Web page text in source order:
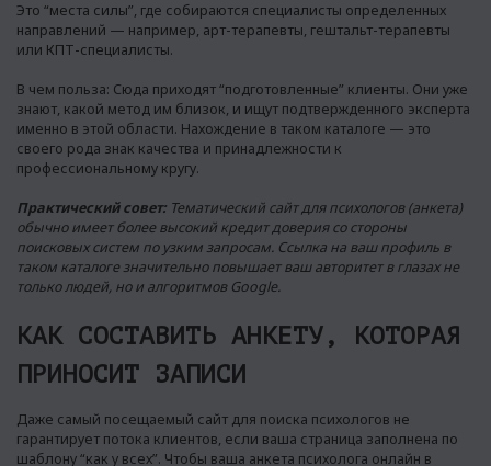
Это “места силы”, где собираются специалисты определенных
направлений — например, арт-терапевты, гештальт-терапевты
или КПТ-специалисты.
В чем польза: Сюда приходят “подготовленные” клиенты. Они уже
знают, какой метод им близок, и ищут подтвержденного эксперта
именно в этой области. Нахождение в таком каталоге — это
своего рода знак качества и принадлежности к
профессиональному кругу.
Практический совет: Тематический сайт для психологов (анкета)
обычно имеет более высокий кредит доверия со стороны
поисковых систем по узким запросам. Ссылка на ваш профиль в
таком каталоге значительно повышает ваш авторитет в глазах не
только людей, но и алгоритмов Google.
КАК СОСТАВИТЬ АНКЕТУ, КОТОРАЯ
ПРИНОСИТ ЗАПИСИ
Даже самый посещаемый сайт для поиска психологов не
гарантирует потока клиентов, если ваша страница заполнена по
шаблону “как у всех”. Чтобы ваша анкета психолога онлайн в